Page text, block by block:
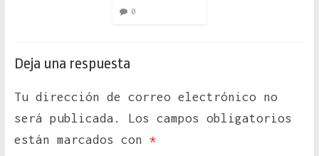
0
Deja una respuesta
Tu dirección de correo electrónico no
será publicada.
Los campos obligatorios
están marcados con *